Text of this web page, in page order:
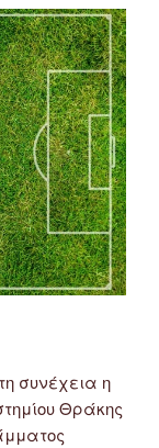
συνέχεια η
Θράκης